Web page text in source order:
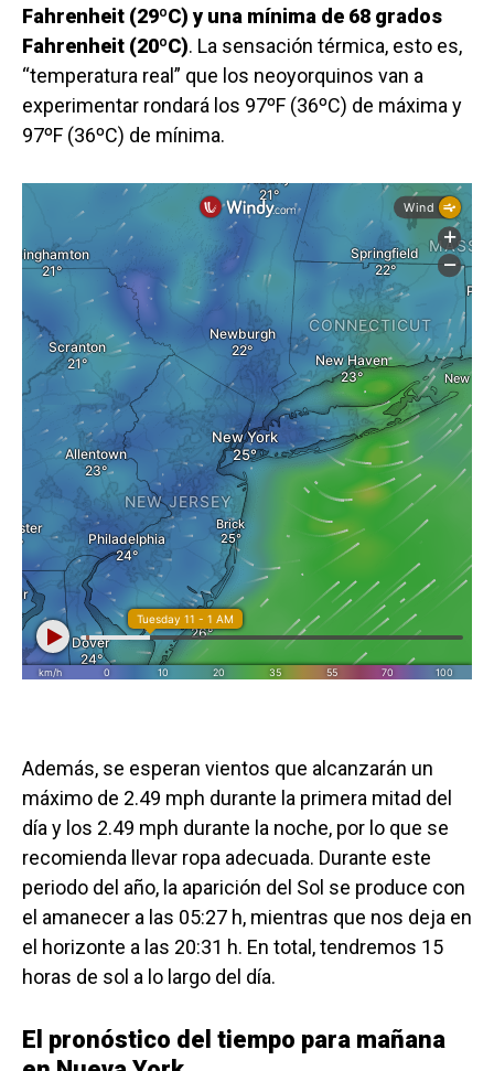
Fahrenheit (29ºC) y una mínima de 68 grados
Fahrenheit (20ºC). La sensación térmica, esto es,
“temperatura real” que los neoyorquinos van a
experimentar rondará los 97ºF (36ºC) de máxima y
97ºF (36ºC) de mínima.
Además, se esperan vientos que alcanzarán un
máximo de 2.49 mph durante la primera mitad del
día y los 2.49 mph durante la noche, por lo que se
recomienda llevar ropa adecuada. Durante este
periodo del año, la aparición del Sol se produce con
el amanecer a las 05:27 h, mientras que nos deja en
el horizonte a las 20:31 h. En total, tendremos 15
horas de sol a lo largo del día.
El pronóstico del tiempo para mañana